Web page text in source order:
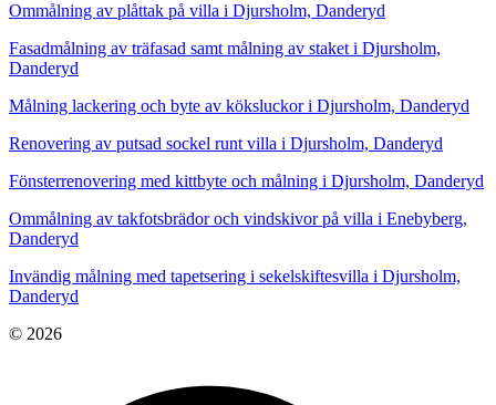
Ommålning av plåttak på villa i Djursholm, Danderyd
Fasadmålning av träfasad samt målning av staket i Djursholm,
Danderyd
Målning lackering och byte av köksluckor i Djursholm, Danderyd
Renovering av putsad sockel runt villa i Djursholm, Danderyd
Fönsterrenovering med kittbyte och målning i Djursholm, Danderyd
Ommålning av takfotsbrädor och vindskivor på villa i Enebyberg,
Danderyd
Invändig målning med tapetsering i sekelskiftesvilla i Djursholm,
Danderyd
© 2026